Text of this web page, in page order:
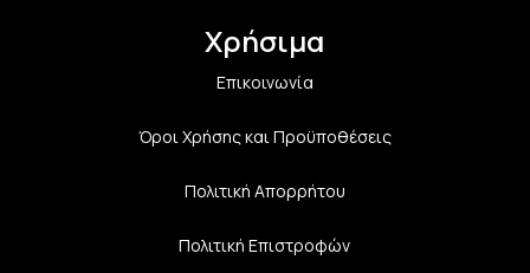
Χρήσιμα
Επικοινωνία
Όροι Χρήσης και Προϋποθέσεις
Πολιτική Aπορρήτου
Πολιτική Επιστροφών